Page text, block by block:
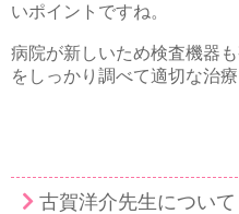
いポイントですね。
病院が新しいため検査機器
をしっかり調べて適切な治
古賀洋介先生について